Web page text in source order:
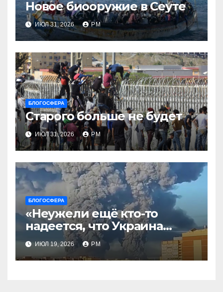
Новое биооружие в Сеуте
ИЮЛ 31, 2026 РМ
БЛОГОСФЕРА
Старого больше не будет
ИЮЛ 31, 2026 РМ
БЛОГОСФЕРА
«Неужели ещё кто-то
надеется, что Украина
будет действовать
непоследовательно?»
ИЮЛ 19, 2026 РМ